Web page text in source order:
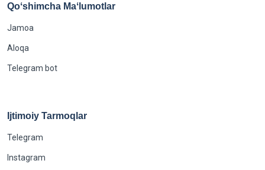
Qoʻshimcha Maʻlumotlar
Jamoa
Aloqa
Telegram bot
Ijtimoiy Tarmoqlar
Telegram
Instagram